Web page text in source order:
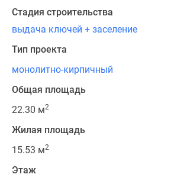
Стадия строительства
выдача ключей + заселение
Тип проекта
монолитно-кирпичный
Общая площадь
22.30 м2
Жилая площадь
15.53 м2
Этаж